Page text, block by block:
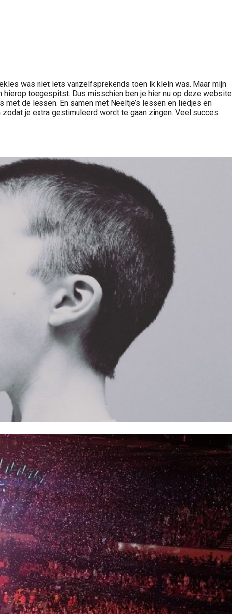
was niet iets vanzelfsprekends toen ik klein was. Maar mijn
toegespitst. Dus misschien ben je hier nu op deze website
met de lessen. En samen met Neeltje’s lessen en liedjes en
je extra gestimuleerd wordt te gaan zingen. Veel succes